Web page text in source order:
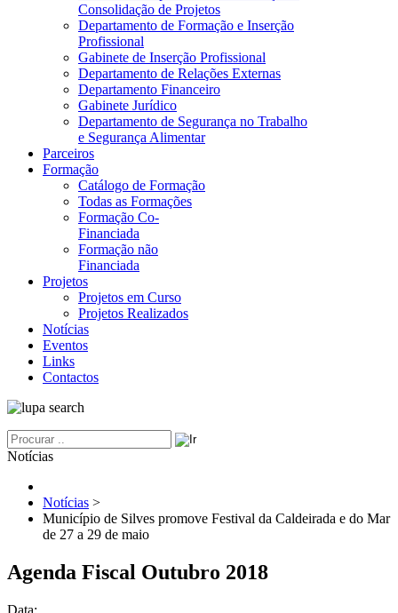
Consolidação de Projetos
Departamento de Formação e Inserção
Profissional
Gabinete de Inserção Profissional
Departamento de Relações Externas
Departamento Financeiro
Gabinete Jurídico
Departamento de Segurança no Trabalho
e Segurança Alimentar
Parceiros
Formação
Catálogo de Formação
Todas as Formações
Formação Co-
Financiada
Formação não
Financiada
Projetos
Projetos em Curso
Projetos Realizados
Notícias
Eventos
Links
Contactos
Notícias
Notícias >
Município de Silves promove Festival da Caldeirada e do Mar
de 27 a 29 de maio
Agenda Fiscal Outubro 2018
Data: